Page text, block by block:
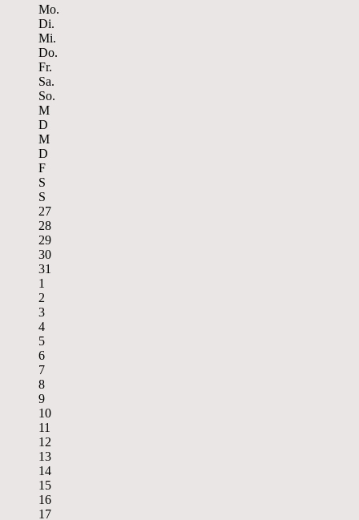
Mo.
Di.
Mi.
Do.
Fr.
Sa.
So.
M
D
M
D
F
S
S
27
28
29
30
31
1
2
3
4
5
6
7
8
9
10
11
12
13
14
15
16
17